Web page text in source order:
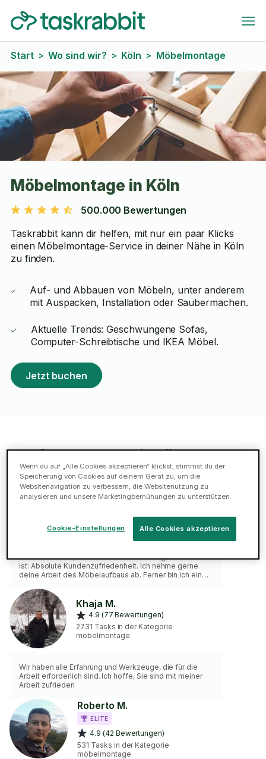
Start > Wo sind wir? > Köln > Möbelmontage
Möbelmontage in Köln
500.000 Bewertungen
Taskrabbit kann dir helfen, mit nur ein paar Klicks
einen Möbelmontage-Service in deiner Nähe in Köln
zu finden.
Auf- und Abbauen von Möbeln, unter anderem
mit Auspacken, Installation oder Saubermachen.
Aktuelle Trends: Geschwungene Sofas,
Computer-Schreibtische und IKEA Möbel.
Jetzt buchen
Empfohlene Tasker in Köln
Ali A.
ELITE
238 Tasks in der Kategorie
möbelmontage
Hallo Sebastian, bitte um erneute Buchung. Mein Moto
ist: Absolute Kundenzufriedenheit. Ich nehme gerne
deine Arbeit des Möbelaufbaus ab. Ferner bin ich ein
und fachgerecht aufgebaut. Alle nötigen Werkzeuge
und Materialien bringe ich mit. Sie müssen nichts
vorhalten. Ich berechne einmalig 20 € für die Anfahrt.
Lassen Sie sich von meinem Vollservice überzeugen.
Khaja M.
4.9 (77 Bewertungen)
2731 Tasks in der Kategorie
möbelmontage
Wir haben alle Erfahrung und Werkzeuge, die für die
Arbeit erforderlich sind. Ich hoffe, Sie sind mit meiner
Arbeit zufrieden
Roberto M.
ELITE
4.9 (42 Bewertungen)
531 Tasks in der Kategorie
möbelmontage
Wenn du auf „Alle Cookies akzeptieren“ klickst, stimmst du der
Speicherung von Cookies auf deinem Gerät zu, um die
Websitenavigation zu verbessern, die Websitenutzung zu
analysieren und unsere Marketingbemühungen zu unterstützen.
Alle Cookies akzeptieren
Cookie-Einstellungen